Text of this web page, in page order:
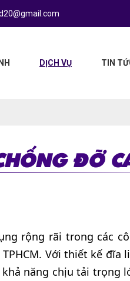
DỊCH VỤ TIN
ĐỠ
rộng rãi trong các
Với thiết kế đĩa
năng chịu tải trọng